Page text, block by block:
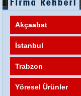
Trabzon Yeni Bir
Trabzon Yeni Bir
Akçaabat
İstanbul
Trabzon
Yöresel Ürünler